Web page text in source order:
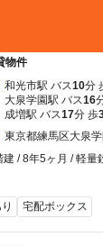
物件
和光市駅 バス10分
大泉学園駅 バス16
成増駅 バス17分 歩
東京都練馬区大泉
建 / 8年5ヶ月 / 軽量
宅配ボックス